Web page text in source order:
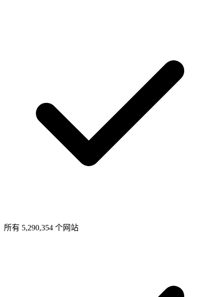
所有 5,290,354 个网站